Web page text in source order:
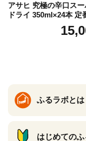
アサヒ 究極の辛口ス
ドライ 350ml×24本 定
ル 缶ビール 酒 お酒 ア
ふるラボとは
はじめての